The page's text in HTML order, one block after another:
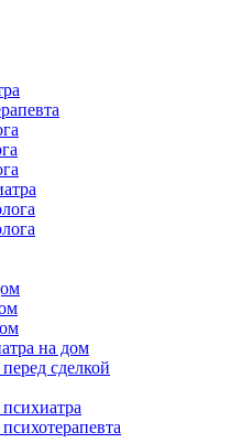
на дом
сделкой